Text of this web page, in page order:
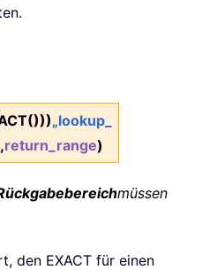
„lookup_
return_range)
müssen
den EXACT für einen